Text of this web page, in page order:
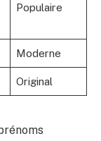
Populaire
Moderne
Original